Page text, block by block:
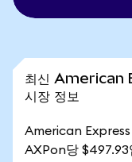
최신 American
시장 정보
American
AXPon당 $497.93